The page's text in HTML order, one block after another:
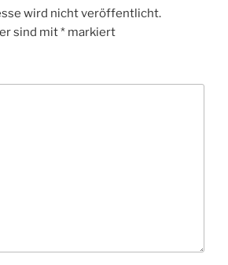
wird nicht veröffentlicht.
sind mit* markiert